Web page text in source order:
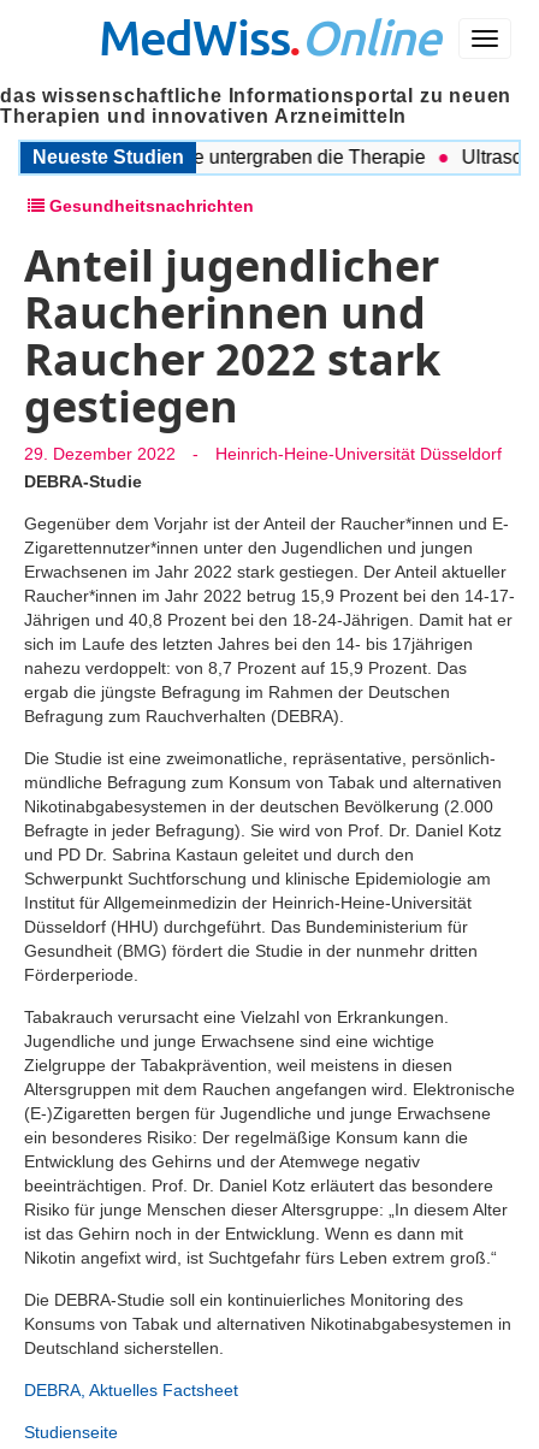
Menü
MedWiss.Online
das wissenschaftliche Informationsportal zu neuen
Therapien und innovativen Arzneimitteln
Neueste Studien
Probleme untergraben die Therapie Ultraschall
Gesundheitsnachrichten
Anteil jugendlicher
Raucherinnen und
Raucher 2022 stark
gestiegen
29. Dezember 2022 -
Heinrich-Heine-Universität Düsseldorf
DEBRA-Studie
Gegenüber dem Vorjahr ist der Anteil der Raucher*innen und E-
Zigarettennutzer*innen unter den Jugendlichen und jungen
Erwachsenen im Jahr 2022 stark gestiegen. Der Anteil aktueller
Raucher*innen im Jahr 2022 betrug 15,9 Prozent bei den 14-17-
Jährigen und 40,8 Prozent bei den 18-24-Jährigen. Damit hat er
sich im Laufe des letzten Jahres bei den 14- bis 17jährigen
nahezu verdoppelt: von 8,7 Prozent auf 15,9 Prozent. Das
ergab die jüngste Befragung im Rahmen der Deutschen
Befragung zum Rauchverhalten (DEBRA).
Die Studie ist eine zweimonatliche, repräsentative, persönlich-
mündliche Befragung zum Konsum von Tabak und alternativen
Nikotinabgabesystemen in der deutschen Bevölkerung (2.000
Befragte in jeder Befragung). Sie wird von Prof. Dr. Daniel Kotz
und PD Dr. Sabrina Kastaun geleitet und durch den
Schwerpunkt Suchtforschung und klinische Epidemiologie am
Institut für Allgemeinmedizin der Heinrich-Heine-Universität
Düsseldorf (HHU) durchgeführt. Das Bundeministerium für
Gesundheit (BMG) fördert die Studie in der nunmehr dritten
Förderperiode.
Tabakrauch verursacht eine Vielzahl von Erkrankungen.
Jugendliche und junge Erwachsene sind eine wichtige
Zielgruppe der Tabakprävention, weil meistens in diesen
Altersgruppen mit dem Rauchen angefangen wird. Elektronische
(E-)Zigaretten bergen für Jugendliche und junge Erwachsene
ein besonderes Risiko: Der regelmäßige Konsum kann die
Entwicklung des Gehirns und der Atemwege negativ
beeinträchtigen. Prof. Dr. Daniel Kotz erläutert das besondere
Risiko für junge Menschen dieser Altersgruppe: „In diesem Alter
ist das Gehirn noch in der Entwicklung. Wenn es dann mit
Nikotin angefixt wird, ist Suchtgefahr fürs Leben extrem groß.“
Die DEBRA-Studie soll ein kontinuierliches Monitoring des
Konsums von Tabak und alternativen Nikotinabgabesystemen in
Deutschland sicherstellen.
DEBRA, Aktuelles Factsheet
Studienseite